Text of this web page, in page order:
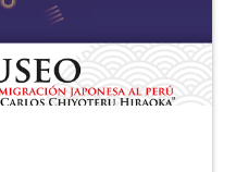
Japonés
Japonesa